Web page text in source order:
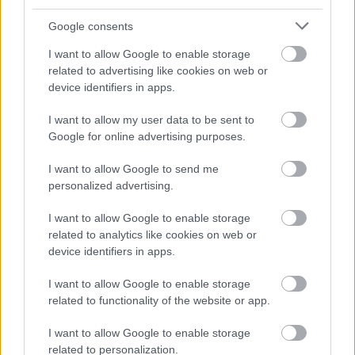
Google consents
I want to allow Google to enable storage
related to advertising like cookies on web or
device identifiers in apps.
I want to allow my user data to be sent to
Google for online advertising purposes.
I want to allow Google to send me
personalized advertising.
I want to allow Google to enable storage
related to analytics like cookies on web or
device identifiers in apps.
I want to allow Google to enable storage
related to functionality of the website or app.
I want to allow Google to enable storage
related to personalization.
persoanelor relaxate, non-conformiste, cu un
stil vestimentar destul de boem. Fiind
deosebit de simpli, atentia va cadea cu
siguranta pe costumul ales.
alege un model clasic de pantof Oxford.
In poze: Mezlam, Ferragamo, Calvin Klein
Stilul Brogue